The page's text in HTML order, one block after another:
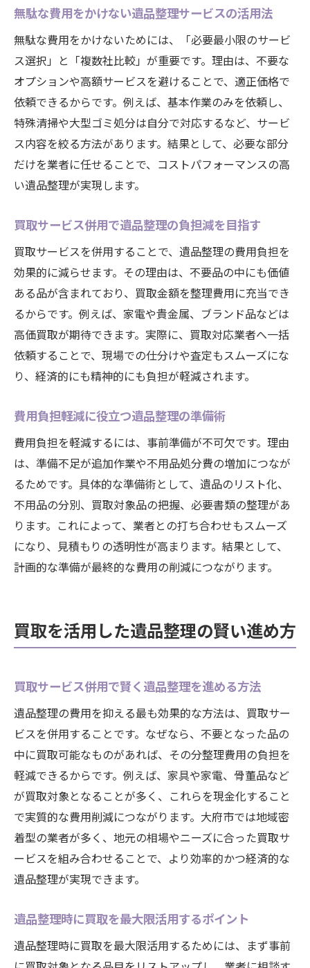
ツ
安く抑えたい人のための遺品整理業者選び
費用相場を知ることで遺品整理の無駄削減
を実現
遺品整理で使える買取活用術を紹介
ゴミ処分から買取まで効率的な遺品整理術
遺品整理と買取を組み合わせた効率的な進
め方
遺品整理時の分別と買取対象品の見極め方
買取活用でゴミを減らす遺品整理の工夫
遺品整理に役立つ正しいゴミ処分方法
効率よく遺品整理を進めるためのポイント
信頼できる遺品整理サービス選びのポイント
信頼できる遺品整理サービスの見分け方
買取対応の有無が遺品整理業者選びの決め
遺品整理サービスの口コミと選び方のコツ
悪徳業者を避けるための遺品整理チェック
項目
買取実績が豊富な遺品整理サービスの探し
方
安心して任せられる遺品整理業者の特徴
遺品整理を安心して進めるための手順とコツ
遺品整理をスムーズに進めるための基本手
遺品整理でトラブルを防ぐ準備と心構え
費用節約と安全を両立する遺品整理のポイ
ント
遺品整理完了までに知っておきたい注意点
買取を通じて遺品整理の負担を減らす実践法
買取活用で遺品整理の手間と費用を削減
遺品整理で買取サービスを上手に使う方法
買取可能な遺品の選定でコスト負担を減ら
す
遺品整理負担軽減に役立つ買取の実例紹介
ト
買取サービスと連携した遺品整理の進め方
無駄な費用をかけない遺品整理サービスの活用法
無駄な費用をかけないためには、「必要最小限のサービ
ス選択」と「複数社比較」が重要です。理由は、不要な
オプションや高額サービスを避けることで、適正価格で
依頼できるからです。例えば、基本作業のみを依頼し、
特殊清掃や大型ゴミ処分は自分で対応するなど、サービ
ス内容を絞る方法があります。結果として、必要な部分
だけを業者に任せることで、コストパフォーマンスの高
い遺品整理が実現します。
買取サービス併用で遺品整理の負担減を目指す
買取サービスを併用することで、遺品整理の費用負担を
効果的に減らせます。その理由は、不要品の中にも価値
ある品が含まれており、買取金額を整理費用に充当でき
るからです。例えば、家電や貴金属、ブランド品などは
高価買取が期待できます。実際に、買取対応業者へ一括
依頼することで、現場での仕分けや査定もスムーズにな
り、経済的にも精神的にも負担が軽減されます。
費用負担軽減に役立つ遺品整理の準備術
費用負担を軽減するには、事前準備が不可欠です。理由
は、準備不足が追加作業や不用品処分費の増加につなが
るためです。具体的な準備術として、遺品のリスト化、
不用品の分別、買取対象品の把握、必要書類の整理があ
ります。これによって、業者との打ち合わせもスムーズ
になり、見積もりの透明性が高まります。結果として、
計画的な準備が最終的な費用の削減につながります。
買取を活用した遺品整理の賢い進め方
買取サービス併用で賢く遺品整理を進める方法
遺品整理の費用を抑える最も効果的な方法は、買取サー
ビスを併用することです。なぜなら、不要となった品の
中に買取可能なものがあれば、その分整理費用の負担を
軽減できるからです。例えば、家具や家電、骨董品など
が買取対象となることが多く、これらを現金化すること
で実質的な費用削減につながります。大府市では地域密
着型の業者が多く、地元の相場やニーズに合った買取サ
ービスを組み合わせることで、より効率的かつ経済的な
遺品整理が実現できます。
遺品整理時に買取を最大限活用するポイント
遺品整理時に買取を最大限活用するためには、まず事前